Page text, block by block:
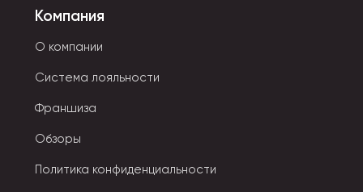
Компания
О компании
Система лояльности
Франшиза
Обзоры
Политика конфиденциальности